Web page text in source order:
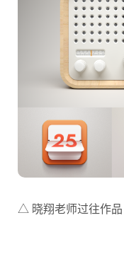
△ 晓翔老师过往作品